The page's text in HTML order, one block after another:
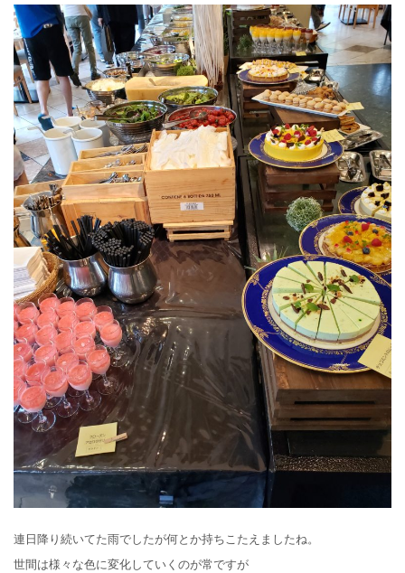
連日降り続いてた雨でしたが何とか持ちこたえましたね。
世間は様々な色に変化していくのが常ですが